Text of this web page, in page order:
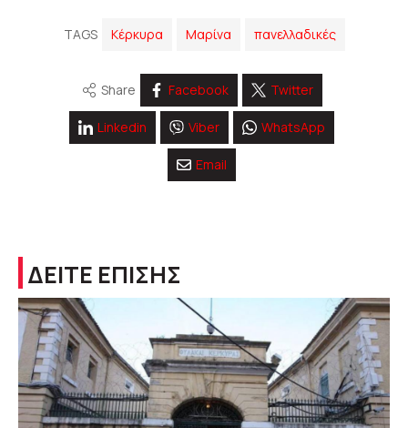
TAGS Κέρκυρα Μαρίνα πανελλαδικές
Share Facebook Twitter
Linkedin Viber WhatsApp
Email
ΔΕΙΤΕ ΕΠΙΣΗΣ